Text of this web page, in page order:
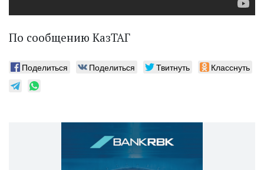
По сообщению КазТАГ
Поделиться Поделиться Твитнуть Класснуть